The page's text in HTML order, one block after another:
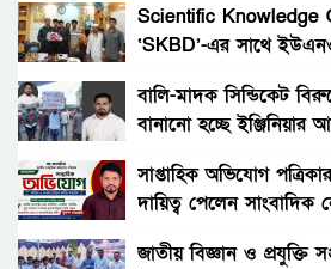
সতর্কবার্তা
যুবক গ্রেপ্তার।
সাঘাটায় যৌতুকের
পুত্রবধূকে বটি দিয়ে জবাই
মামলা।
রাজধানীতে স্কুলছাত্রীকে
পরিবার ও পুলিশ?
Scientific Knowledge
‘SKBD’-এর সাথে
বালি-মাদক সিন্ডিকেট
বানানো হচ্ছে
সাপ্তাহিক অভিযোগ
দায়িত্ব পেলেন
জাতীয় বিজ্ঞান ও প্রযুক্তি